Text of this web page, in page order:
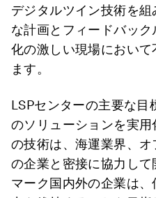
デジタルツイン技術を
な計画とフィードバッ
化の激しい現場におい
ます。
LSPセンターの主要な目
のソリューションを実
の技術は、海運業界、
の企業と密接に協力し
マーク国内外の企業は